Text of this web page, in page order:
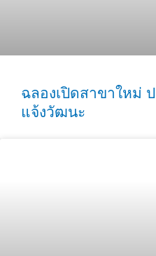
ฉลองเปิดสาขาใหม่
แจ้งวัฒนะ